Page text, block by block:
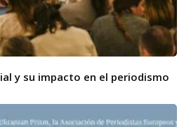
y su impacto en el periodismo